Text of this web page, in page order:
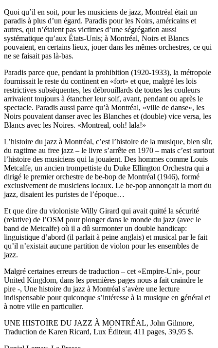
Quoi qu’il en soit, pour les musiciens de jazz, Montréal était un
paradis à plus d’un égard. Paradis pour les Noirs, américains et
autres, qui n’étaient pas victimes d’une ségrégation aussi
systématique qu’aux États-Unis; à Montréal, Noirs et Blancs
pouvaient, en certains lieux, jouer dans les mêmes orchestres, ce qui
ne se faisait pas là-bas.
Paradis parce que, pendant la prohibition (1920-1933), la métropole
fournissait le reste du continent en «fort» et que, malgré les lois
restrictives subséquentes, les débrouillards de toutes les couleurs
arrivaient toujours à étancher leur soif, avant, pendant ou après le
spectacle. Paradis aussi parce qu’à Montréal, «ville de danse», les
Noirs pouvaient danser avec les Blanches et (double) vice versa, les
Blancs avec les Noires. «Montreal, ooh! lala!»
L’histoire du jazz à Montréal, c’est l’histoire de la musique, bien sûr,
du ragtime au free jazz – le livre s’arrête en 1970 – mais c’est surtout
l’histoire des musiciens qui la jouaient. Des hommes comme Louis
Metcalfe, un ancien trompettiste du Duke Ellington Orchestra qui a
dirigé le premier orchestre de be-bop de Montréal (1946), formé
exclusivement de musiciens locaux. Le be-pop annonçait la mort du
jazz, disaient les puristes de l’époque…
Et que dire du violoniste Willy Girard qui avait quitté la sécurité
(relative) de l’OSM pour plonger dans le monde du jazz (avec le
band de Metcalfe) où il a dû surmonter un double handicap:
linguistique d’abord (il parlait à peine anglais) et musical par le fait
qu’il n’existait aucune partition de violon pour les ensembles de
jazz.
Malgré certaines erreurs de traduction – cet «Empire-Uni», pour
United Kingdom, dans les premières pages nous a fait craindre le
pire -, Une histoire du jazz à Montréal s’avère une lecture
indispensable pour quiconque s’intéresse à la musique en général et
à notre ville en particulier.
UNE HISTOIRE DU JAZZ À MONTRÉAL, John Gilmore,
Traduction de Karen Ricard, Lux Éditeur, 411 pages, 39,95 $.